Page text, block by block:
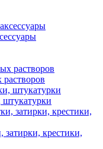
штукатурки
крестики,